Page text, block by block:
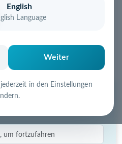
English
Language
Weiter
in den Einstellungen
Sofortkauf bereit!
Übertragung
– jetzt zugreifen!